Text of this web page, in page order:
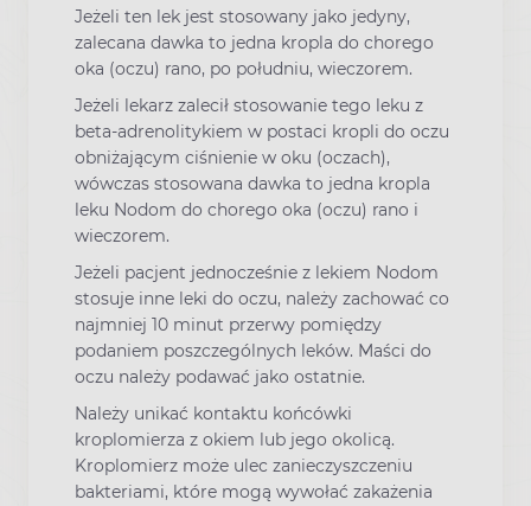
Jeżeli ten lek jest stosowany jako jedyny,
zalecana dawka to jedna kropla do chorego
oka (oczu) rano, po południu, wieczorem.
Jeżeli lekarz zalecił stosowanie tego leku z
beta-adrenolitykiem w postaci kropli do oczu
obniżającym ciśnienie w oku (oczach),
wówczas stosowana dawka to jedna kropla
leku Nodom do chorego oka (oczu) rano i
wieczorem.
Jeżeli pacjent jednocześnie z lekiem Nodom
stosuje inne leki do oczu, należy zachować co
najmniej 10 minut przerwy pomiędzy
podaniem poszczególnych leków. Maści do
oczu należy podawać jako ostatnie.
Należy unikać kontaktu końcówki
kroplomierza z okiem lub jego okolicą.
Kroplomierz może ulec zanieczyszczeniu
bakteriami, które mogą wywołać zakażenia